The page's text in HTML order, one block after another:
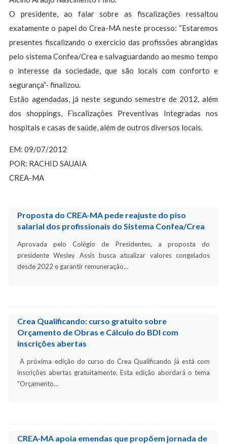
O presidente, ao falar sobre as fiscalizações ressaltou
exatamente o papel do Crea-MA neste processo: “Estaremos
presentes fiscalizando o exercício das profissões abrangidas
pelo sistema Confea/Crea e salvaguardando ao mesmo tempo
o interesse da sociedade, que são locais com conforto e
segurança”- finalizou.
Estão agendadas, já neste segundo semestre de 2012, além
dos shoppings, Fiscalizações Preventivas Integradas nos
hospitais e casas de saúde, além de outros diversos locais.
EM: 09/07/2012
POR: RACHID SAUAIA
CREA-MA
Proposta do CREA-MA pede reajuste do piso
salarial dos profissionais do Sistema Confea/Crea
Aprovada pelo Colégio de Presidentes, a proposta do
presidente Wesley Assis busca atualizar valores congelados
desde 2022 e garantir remuneração…
Crea Qualificando: curso gratuito sobre
Orçamento de Obras e Cálculo do BDI com
inscrições abertas
A próxima edição do curso do Crea Qualificando já está com
inscrições abertas gratuitamente. Esta edição abordará o tema
“Orçamento…
CREA-MA apoia emendas que propõem jornada de